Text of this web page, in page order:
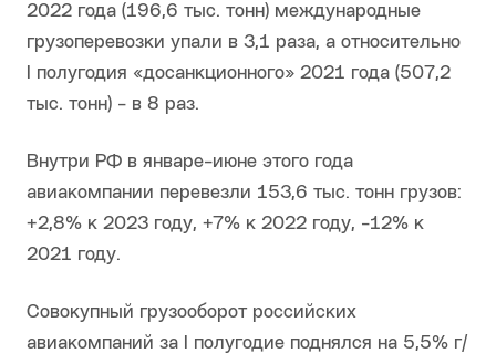
2022 года (196,6 тыс. тонн) международные
грузоперевозки упали в 3,1 раза, а относительно
I полугодия «досанкционного» 2021 года (507,2
тыс. тонн) - в 8 раз.
Внутри РФ в январе-июне этого года
авиакомпании перевезли 153,6 тыс. тонн грузов:
+2,8% к 2023 году, +7% к 2022 году, -12% к
2021 году.
Совокупный грузооборот российских
авиакомпаний за I полугодие поднялся на 5,5% г/